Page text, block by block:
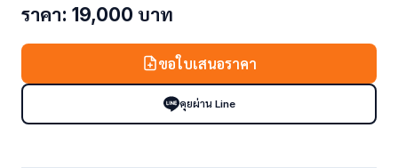
ราคา: 19,000 บาท
ขอใบเสนอราคา
คุยผ่าน Line